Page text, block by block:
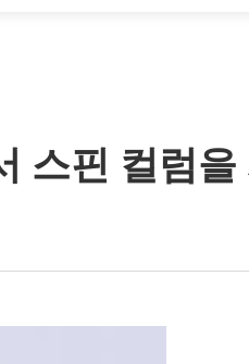
스핀 컬럼